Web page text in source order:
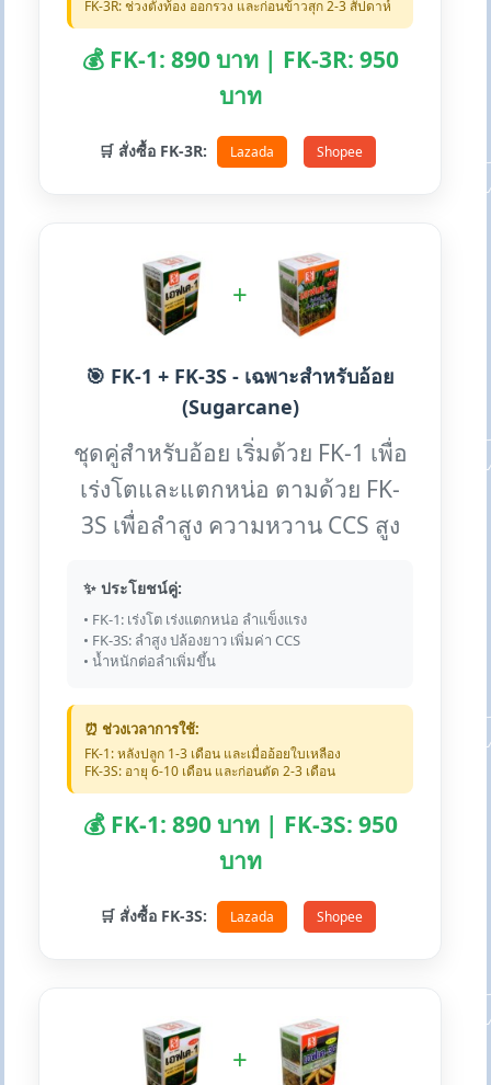
FK-3R: ช่วงตั้งท้อง ออกรวง และก่อนข้าวสุก 2-3 สัปดาห์
💰 FK-1: 890 บาท | FK-3R: 950
บาท
🛒 สั่งซื้อ FK-3R: Lazada Shopee
+
🎯 FK-1 + FK-3S - เฉพาะสำหรับอ้อย
(Sugarcane)
ชุดคู่สำหรับอ้อย เริ่มด้วย FK-1 เพื่อ
เร่งโตและแตกหน่อ ตามด้วย FK-
3S เพื่อลำสูง ความหวาน CCS สูง
✨ ประโยชน์คู่:
• FK-1: เร่งโต เร่งแตกหน่อ ลำแข็งแรง
• FK-3S: ลำสูง ปล้องยาว เพิ่มค่า CCS
• น้ำหนักต่อลำเพิ่มขึ้น
⏰ ช่วงเวลาการใช้:
FK-1: หลังปลูก 1-3 เดือน และเมื่ออ้อยใบเหลือง
FK-3S: อายุ 6-10 เดือน และก่อนตัด 2-3 เดือน
💰 FK-1: 890 บาท | FK-3S: 950
บาท
🛒 สั่งซื้อ FK-3S: Lazada Shopee
+